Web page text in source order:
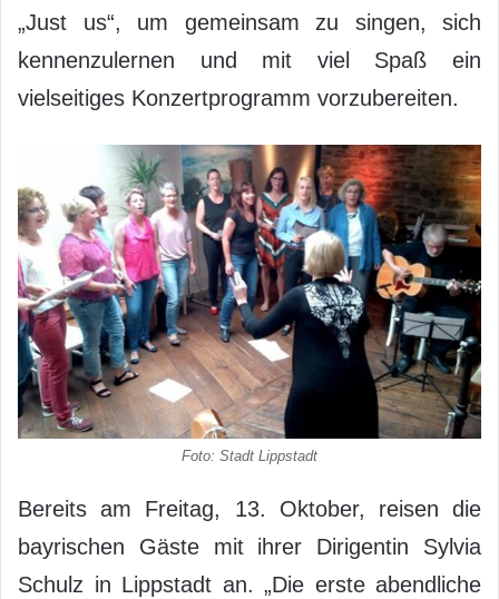
„Just us“, um gemeinsam zu singen, sich
kennenzulernen und mit viel Spaß ein
vielseitiges Konzertprogramm vorzubereiten.
Foto: Stadt Lippstadt
Bereits am Freitag, 13. Oktober, reisen die
bayrischen Gäste mit ihrer Dirigentin Sylvia
Schulz in Lippstadt an. „Die erste abendliche